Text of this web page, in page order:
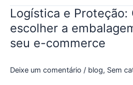
Logística e Proteção:
escolher a
seu e-commerce
Deixe um comentário / blog, Sem
Logística
Proteção:
Como
a